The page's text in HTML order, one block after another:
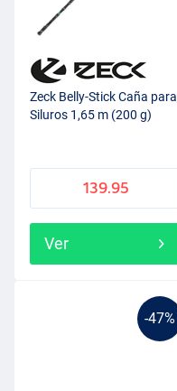
Zeck Belly-Stick Caña para
Siluros 1,65 m (200 g)
139.95
Ver
-47%